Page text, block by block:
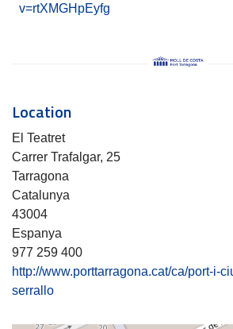
v=rtXMGHpEyfg
Location
El Teatret
Carrer Trafalgar, 25
Tarragona
Catalunya
43004
Espanya
977 259 400
http://www.porttarragona.cat/ca/port-i-
serrallo